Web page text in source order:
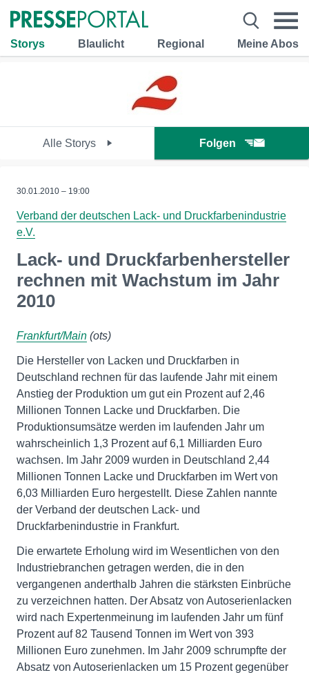
Storys Blaulicht Regional Meine Abos
Alle Storys Folgen
30.01.2010 – 19:00
Verband der deutschen Lack- und Druckfarbenindustrie
e.V.
Lack- und Druckfarbenhersteller
rechnen mit Wachstum im Jahr
2010
Frankfurt/Main (ots)
Die Hersteller von Lacken und Druckfarben in
Deutschland rechnen für das laufende Jahr mit einem
Anstieg der Produktion um gut ein Prozent auf 2,46
Millionen Tonnen Lacke und Druckfarben. Die
Produktionsumsätze werden im laufenden Jahr um
wahrscheinlich 1,3 Prozent auf 6,1 Milliarden Euro
wachsen. Im Jahr 2009 wurden in Deutschland 2,44
Millionen Tonnen Lacke und Druckfarben im Wert von
6,03 Milliarden Euro hergestellt. Diese Zahlen nannte
der Verband der deutschen Lack- und
Druckfarbenindustrie in Frankfurt.
Die erwartete Erholung wird im Wesentlichen von den
Industriebranchen getragen werden, die in den
vergangenen anderthalb Jahren die stärksten Einbrüche
zu verzeichnen hatten. Der Absatz von Autoserienlacken
wird nach Expertenmeinung im laufenden Jahr um fünf
Prozent auf 82 Tausend Tonnen im Wert von 393
Millionen Euro zunehmen. Im Jahr 2009 schrumpfte der
Absatz von Autoserienlacken um 15 Prozent gegenüber